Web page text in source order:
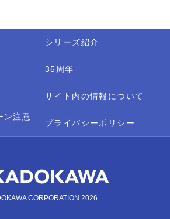
シリーズ紹介
35周年
サイト内の情報について
ン注意
プライバシーポリシー
CORPORATION 2026